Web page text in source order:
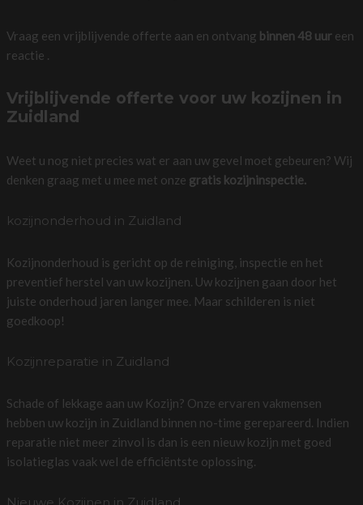
Vraag een vrijblijvende offerte aan en ontvang binnen 48 uureen
reactie .
Vrijblijvende offerte voor uw kozijnen in
Zuidland
Weet u nog niet precies wat er aan uw gevel moet gebeuren? Wij
denken graag met u mee met onze gratis kozijninspectie.
kozijnonderhoud in Zuidland
Kozijnonderhoud is gericht op de reiniging, inspectie en het
preventief herstel van uw kozijnen. Uw kozijnen gaan door het
juiste onderhoud jaren langer mee. Maar schilderen is niet
goedkoop!
Kozijnreparatie in Zuidland
Schade of lekkage aan uw Kozijn? Onze ervaren vakmensen
hebben uw kozijn in Zuidland binnen no-time gerepareerd. Indien
reparatie niet meer zinvol is dan is een nieuw kozijn met goed
isolatieglas vaak wel de efficiëntste oplossing.